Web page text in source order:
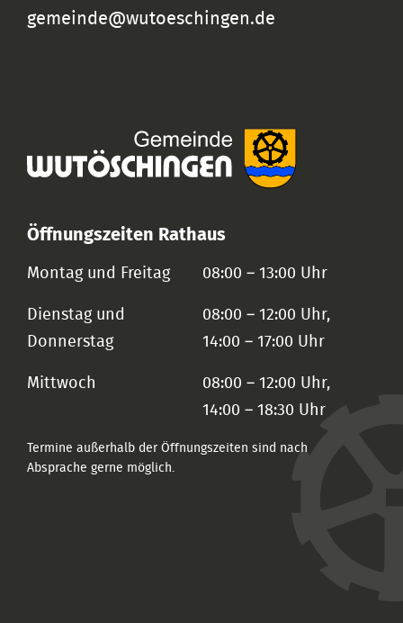
gemeinde@wutoeschingen.de
Öffnungszeiten Rathaus
Montag und Freitag 08:00 – 13:00 Uhr
Dienstag und
Donnerstag
08:00 – 12:00 Uhr,
14:00 – 17:00 Uhr
Mittwoch
08:00 – 12:00 Uhr,
14:00 – 18:30 Uhr
Termine außerhalb der Öffnungszeiten sind nach
Absprache gerne möglich.